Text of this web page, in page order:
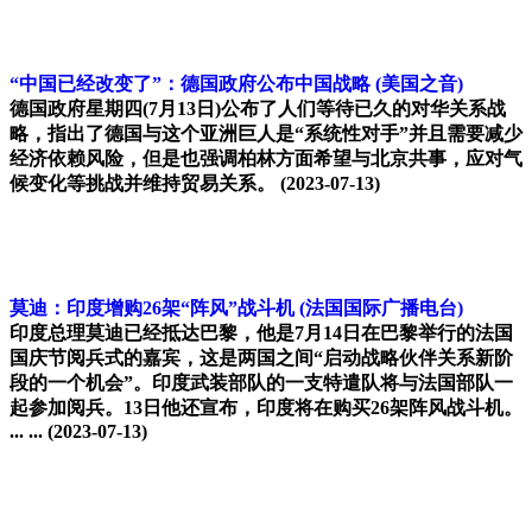
“中国已经改变了”：德国政府公布中国战略 (美国之音)
德国政府星期四(7月13日)公布了人们等待已久的对华关系战
略，指出了德国与这个亚洲巨人是“系统性对手”并且需要减少
经济依赖风险，但是也强调柏林方面希望与北京共事，应对气
候变化等挑战并维持贸易关系。
(2023-07-13)
莫迪：印度增购26架“阵风”战斗机 (法国国际广播电台)
印度总理莫迪已经抵达巴黎，他是7月14日在巴黎举行的法国
国庆节阅兵式的嘉宾，这是两国之间“启动战略伙伴关系新阶
段的一个机会”。印度武装部队的一支特遣队将与法国部队一
起参加阅兵。13日他还宣布，印度将在购买26架阵风战斗机。
... ... (2023-07-13)